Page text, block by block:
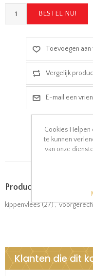
Product tags
kippenvlees(27),
Klanten die dit
Cookies
te kunnen
van onze